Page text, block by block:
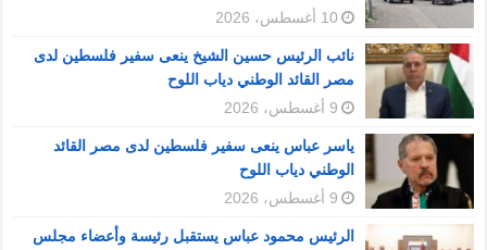
10 أغسطس، 2026
نائب الرئيس حسين الشيخ ينعى سفير فلسطين لدى
مصر القائد الوطني دياب اللوح
9 أغسطس، 2026
ياسر عباس ينعى سفير فلسطين لدى مصر القائد
الوطني دياب اللوح
9 أغسطس، 2026
الرئيس محمود عباس يستقبل رئيسة وأعضاء مجلس